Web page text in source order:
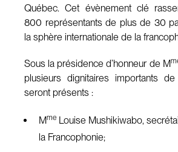
Québec. Cet évènement clé
800 représentants de plus de 30
la sphère internationale de la
Sous la présidence d’honneur de M
plusieurs dignitaires importants
seront présents :
Mme Louise Mushikiwabo,
la Francophonie;